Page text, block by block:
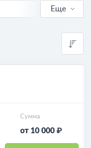
Еще
Сумма
от 10 000 ₽